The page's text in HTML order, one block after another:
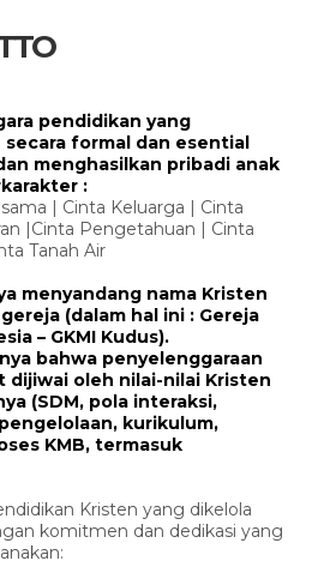
pendidikan yang
formal dan esential
menghasilkan pribadi anak
:
| Cinta Keluarga | Cinta
|Cinta Pengetahuan | Cinta
Tanah Air
menyandang nama Kristen
(dalam hal ini : Gereja
– GKMI Kudus).
bahwa penyelenggaraan
oleh nilai-nilai Kristen
(SDM, pola interaksi,
kurikulum,
KMB, termasuk
Kristen yang dikelola
komitmen dan dedikasi yang